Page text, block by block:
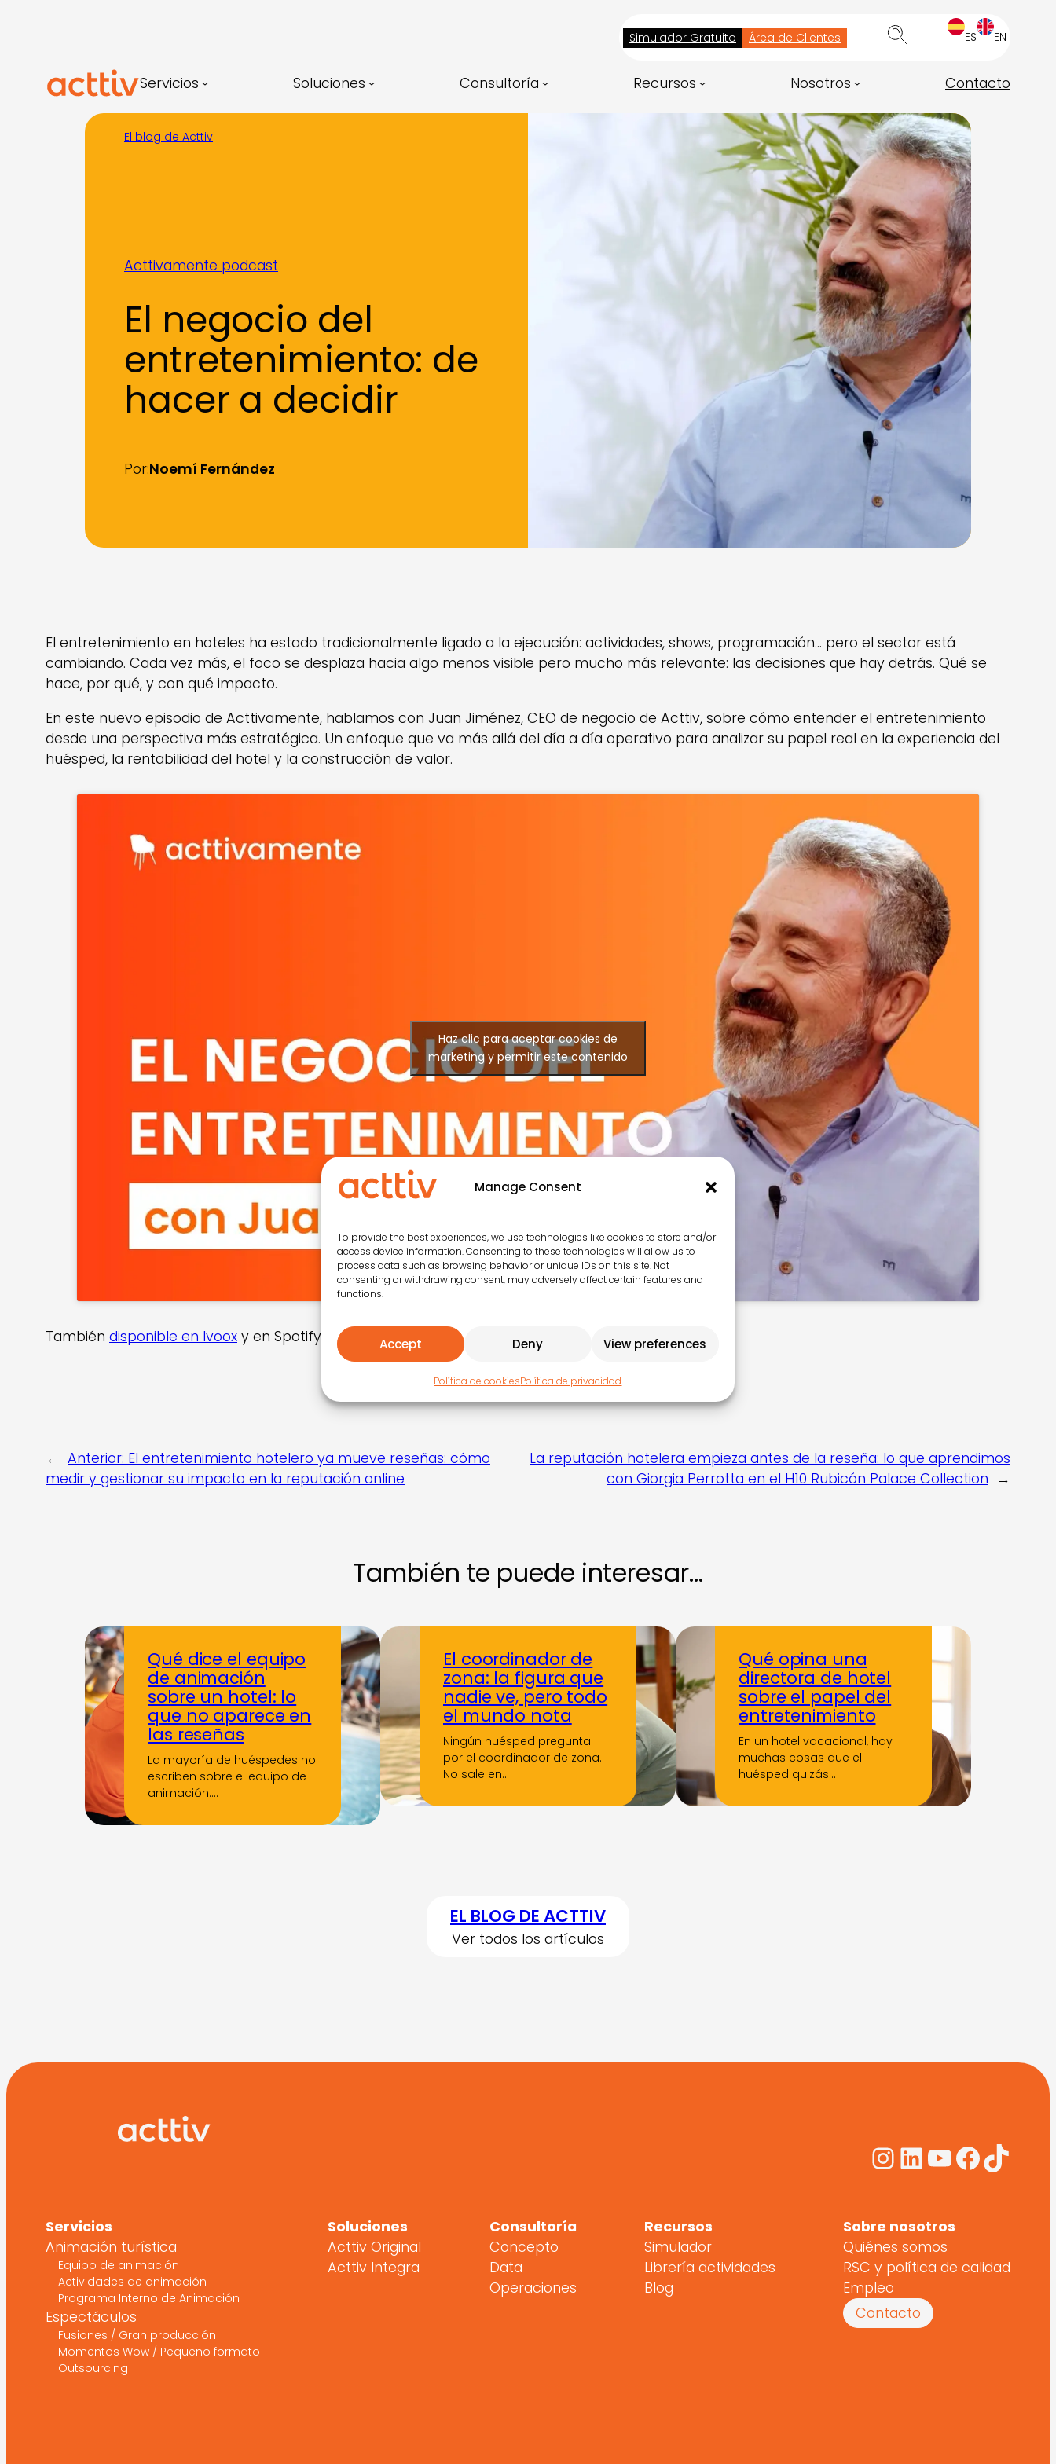
Manage Consent
To provide the best experiences, we use technologies like cookies to store and/or
access device information. Consenting to these technologies will allow us to
process data such as browsing behavior or unique IDs on this site. Not
consenting or withdrawing consent, may adversely affect certain features and
functions.
Accept Deny View preferences
Política de cookiesPolítica de privacidad
Simulador Gratuito Área de Clientes ES EN
Servicios Soluciones Consultoría Recursos Nosotros Contacto
El blog de Acttiv
Acttivamente podcast
El negocio del
entretenimiento: de
hacer a decidir
Por:Noemí Fernández
El entretenimiento en hoteles ha estado tradicionalmente ligado a la ejecución: actividades, shows, programación… pero el sector está
cambiando. Cada vez más, el foco se desplaza hacia algo menos visible pero mucho más relevante: las decisiones que hay detrás. Qué se
hace, por qué, y con qué impacto.
En este nuevo episodio de Acttivamente, hablamos con Juan Jiménez, CEO de negocio de Acttiv, sobre cómo entender el entretenimiento
desde una perspectiva más estratégica. Un enfoque que va más allá del día a día operativo para analizar su papel real en la experiencia del
huésped, la rentabilidad del hotel y la construcción de valor.
Haz clic para aceptar cookies de
marketing y permitir este contenido
También disponible en Ivoox y en Spotify.
← Anterior: El entretenimiento hotelero ya mueve reseñas: cómo
medir y gestionar su impacto en la reputación online
La reputación hotelera empieza antes de la reseña: lo que aprendimos
con Giorgia Perrotta en el H10 Rubicón Palace Collection →
También te puede interesar…
Qué dice el equipo
de animación
sobre un hotel: lo
que no aparece en
las reseñas
La mayoría de huéspedes no
escriben sobre el equipo de
animación.…
El coordinador de
zona: la figura que
nadie ve, pero todo
el mundo nota
Ningún huésped pregunta
por el coordinador de zona.
No sale en…
Qué opina una
directora de hotel
sobre el papel del
entretenimiento
En un hotel vacacional, hay
muchas cosas que el
huésped quizás…
EL BLOG DE ACTTIV
Ver todos los artículos
Instagram
LinkedIn
YouTube
Servicios
Animación turística
Equipo de animación
Actividades de animación
Programa Interno de Animación
Espectáculos
Fusiones / Gran producción
Momentos Wow / Pequeño formato
Outsourcing
Soluciones
Acttiv Original
Acttiv Integra
Consultoría
Concepto
Data
Operaciones
Recursos
Simulador
Librería actividades
Blog
Sobre nosotros
Quiénes somos
RSC y política de calidad
Empleo
Contacto